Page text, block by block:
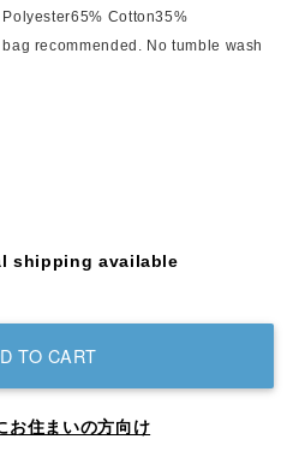
Cotton35%
recommended. No tumble wash
shipping available
TO CART
お住まいの方向け